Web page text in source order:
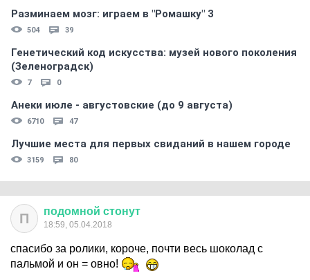
Разминаем мозг: играем в "Ромашку" 3
504 39
Генетический код искусства: музей нового поколения
(Зеленоградск)
7 0
Анеки июле - августовские (до 9 августа)
6710 47
Лучшие места для первых свиданий в нашем городе
3159 80
П подомной стонут
18:59, 05.04.2018
спасибо за ролики, короче, почти весь шоколад с
пальмой и он = овно!